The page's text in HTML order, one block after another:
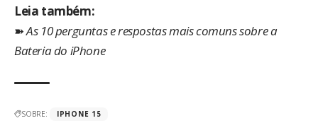
Leia também:
➽As 10 perguntas e respostas mais comuns sobre a
Bateria do iPhone
SOBRE: IPHONE 15